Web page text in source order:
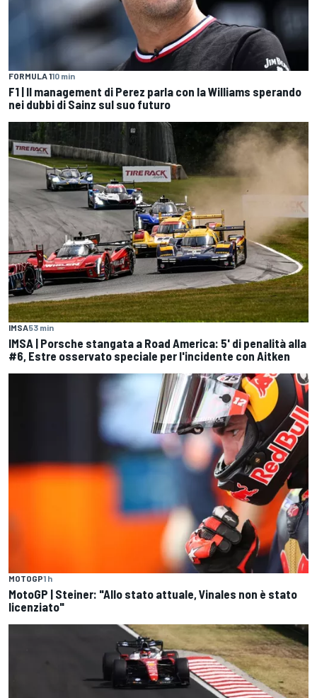
FORMULA 110 min
F1 | Il management di Perez parla con la Williams sperando
nei dubbi di Sainz sul suo futuro
IMSA53 min
IMSA | Porsche stangata a Road America: 5' di penalità alla
#6, Estre osservato speciale per l'incidente con Aitken
MOTOGP1 h
MotoGP | Steiner: "Allo stato attuale, Vinales non è stato
licenziato"